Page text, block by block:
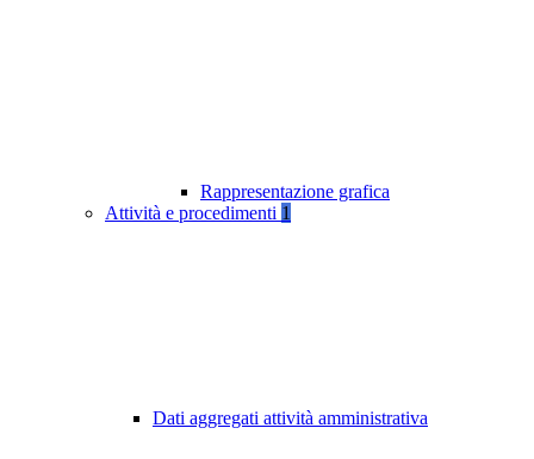
Rappresentazione grafica
Attività e procedimenti 1
Dati aggregati attività amministrativa